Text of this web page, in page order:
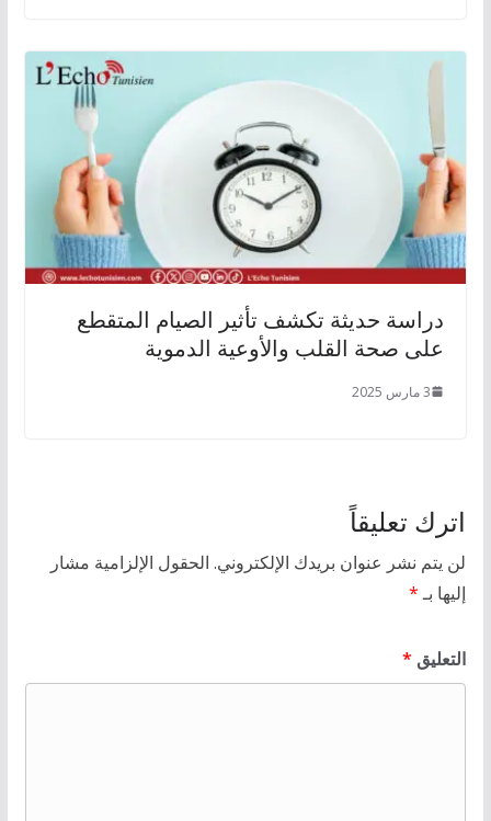
دراسة حديثة تكشف تأثير الصيام المتقطع
على صحة القلب والأوعية الدموية
3 مارس 2025
اترك تعليقاً
لن يتم نشر عنوان بريدك الإلكتروني. الحقول الإلزامية مشار
إليها بـ*
التعليق *